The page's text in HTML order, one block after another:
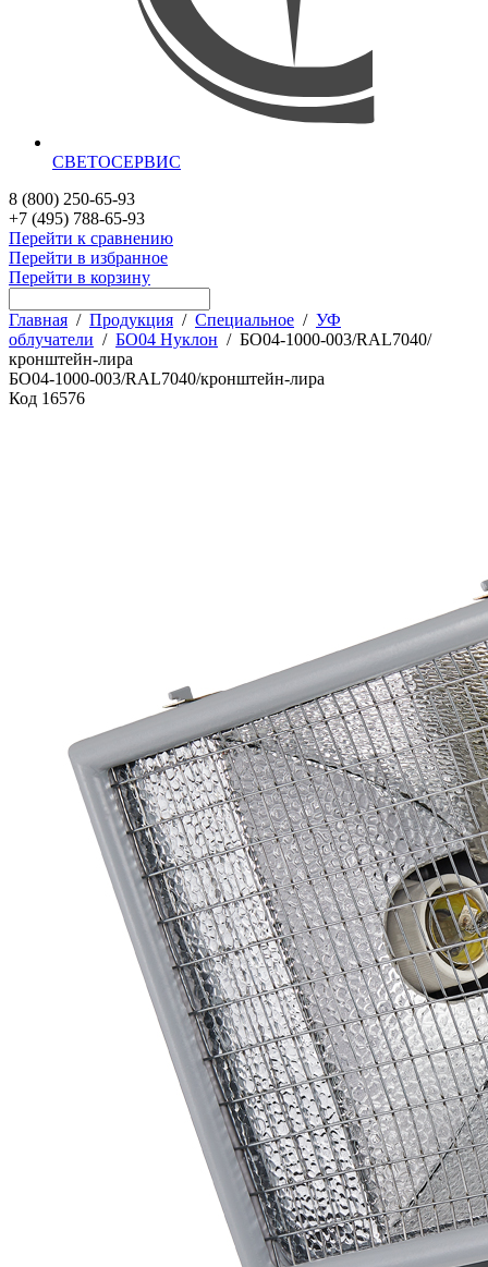
СВЕТОСЕРВИС
8 (800) 250-65-93
+7 (495) 788-65-93
Перейти к сравнению
Перейти в избранное
Перейти в корзину
Главная / Продукция / Специальное / УФ
облучатели / БО04 Нуклон / БО04-1000-003/RAL7040/
кронштейн-лира
БО04-1000-003/RAL7040/кронштейн-лира
Код 16576